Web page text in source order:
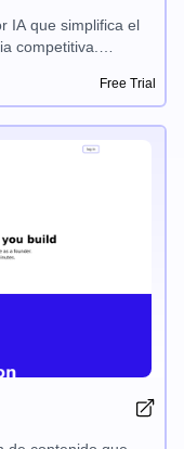
IA que simplifica el
competitiva.
un acceso
lo que permite a
Free Trial